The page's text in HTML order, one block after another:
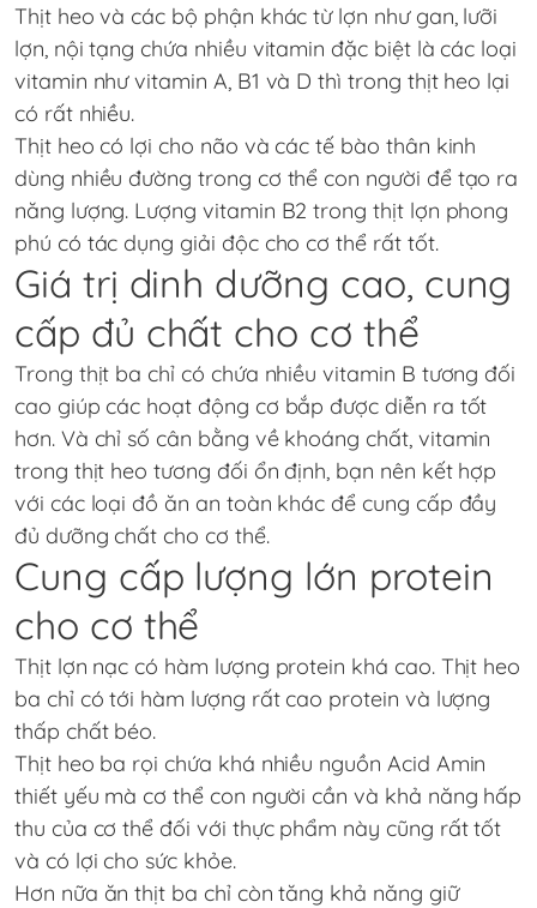
Thịt heo và các bộ phận khác từ lợn như gan, lưỡi
lợn, nội tạng chứa nhiều vitamin đặc biệt là các loại
vitamin như vitamin A, B1 và D thì trong thịt heo lại
có rất nhiều.
Thịt heo có lợi cho não và các tế bào thân kinh
dùng nhiều đường trong cơ thể con người để tạo ra
năng lượng. Lượng vitamin B2 trong thịt lợn phong
phú có tác dụng giải độc cho cơ thể rất tốt.
Giá trị dinh dưỡng cao, cung
cấp đủ chất cho cơ thể
Trong thịt ba chỉ có chứa nhiều vitamin B tương đối
cao giúp các hoạt động cơ bắp được diễn ra tốt
hơn. Và chỉ số cân bằng về khoáng chất, vitamin
trong thịt heo tương đối ổn định, bạn nên kết hợp
với các loại đồ ăn an toàn khác để cung cấp đầy
đủ dưỡng chất cho cơ thể.
Cung cấp lượng lớn protein
cho cơ thể
Thịt lợn nạc có hàm lượng protein khá cao. Thịt heo
ba chỉ có tới hàm lượng rất cao protein và lượng
thấp chất béo.
Thịt heo ba rọi chứa khá nhiều nguồn Acid Amin
thiết yếu mà cơ thể con người cần và khả năng hấp
thu của cơ thể đối với thực phẩm này cũng rất tốt
và có lợi cho sức khỏe.
Hơn nữa ăn thịt ba chỉ còn tăng khả năng giữ